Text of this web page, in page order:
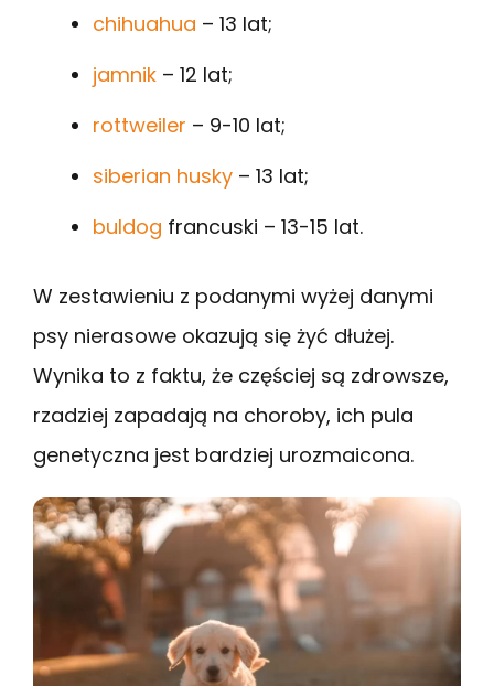
chihuahua – 13 lat;
jamnik – 12 lat;
rottweiler – 9-10 lat;
siberian husky – 13 lat;
buldog francuski – 13-15 lat.
W zestawieniu z podanymi wyżej danymi
psy nierasowe okazują się żyć dłużej.
Wynika to z faktu, że częściej są zdrowsze,
rzadziej zapadają na choroby, ich pula
genetyczna jest bardziej urozmaicona.